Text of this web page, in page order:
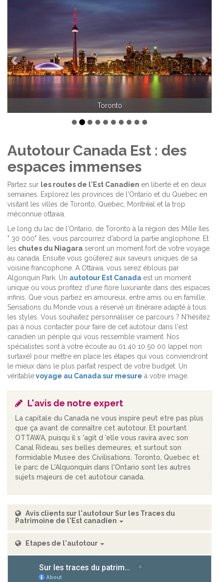
Toronto
Précédent
Autotour Canada Est : des
espaces immenses
Partez sur les routes de l'Est Canadien en liberté et en deux
semaines. Explorez les provinces de l'Ontario et du Quebec en
visitant les villes de Toronto, Quebec, Montréal et la trop
méconnue ottawa.
Le long du lac de l'Ontario, de Toronto à la région des Mille Iles
" 30 000" îles, vous parcourrez d'abord la partie anglophone. Et
les chutes du Niagara seront un moment fort de votre voyage
au canada. Ensuite vous goûterez aux saveurs uniques de sa
voisine francophone. A Ottawa, vous serez éblouis par
Algonquin Park. Un autotour Est Canada est un moment
unique où vous profitez d'une flore luxuriante dans des espaces
infinis. Que vous partiez en amoureux, entre amis ou en famille,
Sensations du Monde vous a réservé un itinéraire adapté à tous
les styles. Vous souhaitez personnaliser ce parcours ? N'hésitez
pas à nous contacter pour faire de cet autotour dans l'est
canadien un périple qui vous ressemble vraiment. Nos
spécialistes sont à votre écoute au 01 40 10 50 00 (appel non
surtaxé) pour mettre en place les étapes qui vous conviendront
le mieux dans le plus parfait respect de votre budget. Un
véritablevoyage au Canada sur mesure à votre image.
L'avis de notre expert
La capitale du Canada ne vous inspire peut etre pas plus
que ça avant de connaître cet autotour. Et pourtant
OTTAWA, puisqu il s 'agit d 'elle vous ravira avec son
Canal Rideau, ses belles demeures, et surtout son
formidable Musee des Civilisations. Toronto, Quebec et
le parc de L'Alquonquin dans l'Ontario sont les autres
sujets majeurs de cet autotour canada.
Avis clients sur l'autotour Sur les Traces du
Patrimoine de l'Est canadien
Etapes de l'autotour